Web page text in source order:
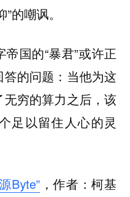
的嘲讽。
国的“暴君”或许正
的问题：当他为这
穷的算力之后，该
足以留住人心的灵
Byte” ，作者：柯基